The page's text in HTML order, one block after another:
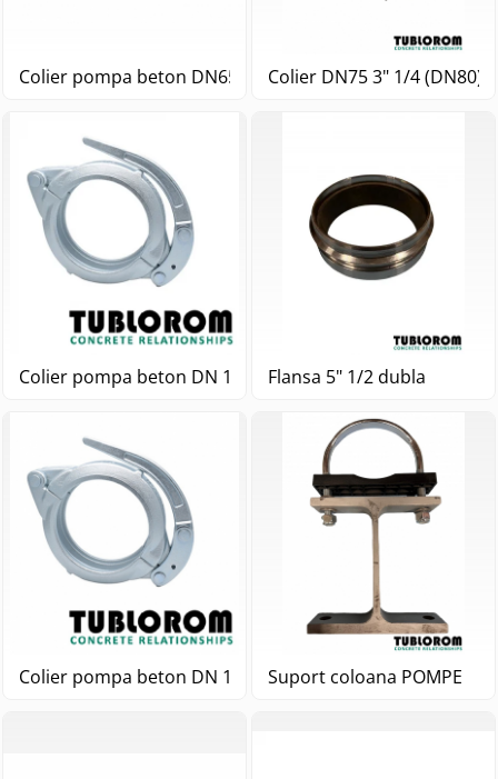
Colier pompa beton DN65 3" Colier DN75 3" 1/4 (DN80)
Colier pompa beton DN 100 4/1"Flansa 5" 1/2 dubla
Colier pompa beton DN 125 5" 1/2Suport coloana POMPE